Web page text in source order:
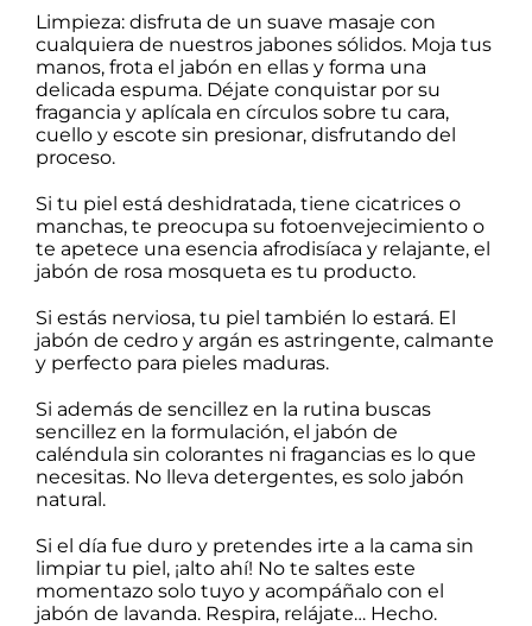
Limpieza: disfruta de un suave masaje con
cualquiera de nuestros jabones sólidos. Moja tus
manos, frota el jabón en ellas y forma una
delicada espuma. Déjate conquistar por su
fragancia y aplícala en círculos sobre tu cara,
cuello y escote sin presionar, disfrutando del
proceso.
Si tu piel está deshidratada, tiene cicatrices o
manchas, te preocupa su fotoenvejecimiento o
te apetece una esencia afrodisíaca y relajante, el
jabón de rosa mosqueta es tu producto.
Si estás nerviosa, tu piel también lo estará. El
jabón de cedro y argán es astringente, calmante
y perfecto para pieles maduras.
Si además de sencillez en la rutina buscas
sencillez en la formulación, el jabón de
caléndula sin colorantes ni fragancias es lo que
necesitas. No lleva detergentes, es solo jabón
natural.
Si el día fue duro y pretendes irte a la cama sin
limpiar tu piel, ¡alto ahí! No te saltes este
momentazo solo tuyo y acompáñalo con el
jabón de lavanda. Respira, relájate… Hecho.